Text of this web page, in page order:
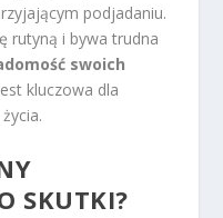
podjadaniu.
rutyną i bywa trudna
swoich
kluczowa dla
SKUTKI?